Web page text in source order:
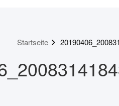
Startseite